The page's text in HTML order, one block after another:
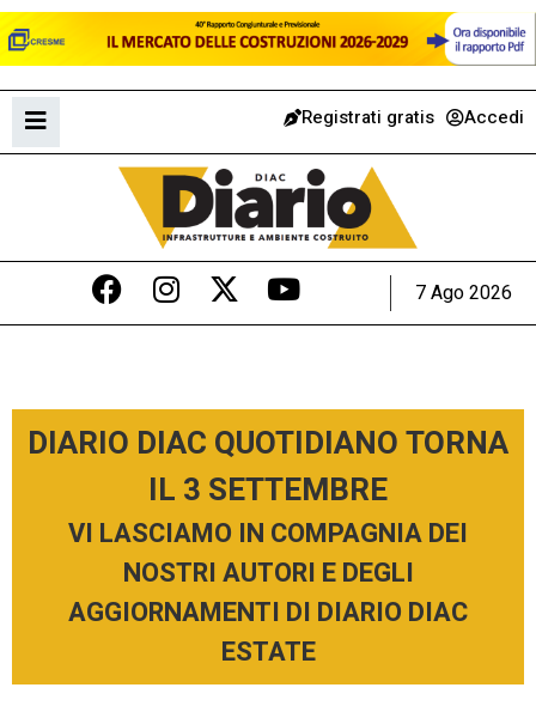
Registrati gratis Accedi
7 Ago 2026
DIARIO DIAC QUOTIDIANO TORNA
IL 3 SETTEMBRE
VI LASCIAMO IN COMPAGNIA DEI
NOSTRI AUTORI E DEGLI
AGGIORNAMENTI DI DIARIO DIAC
ESTATE